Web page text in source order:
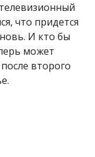
что придется
И кто бы
может
второго